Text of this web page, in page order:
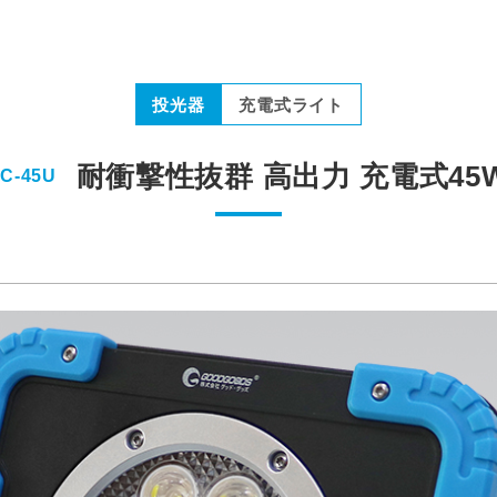
投光器 充電式ライト
45U 耐衝撃性抜群 高出力 充電式